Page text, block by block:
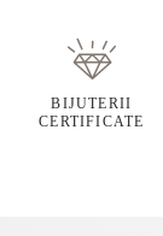
BIJUTERII
CERTIFICATE